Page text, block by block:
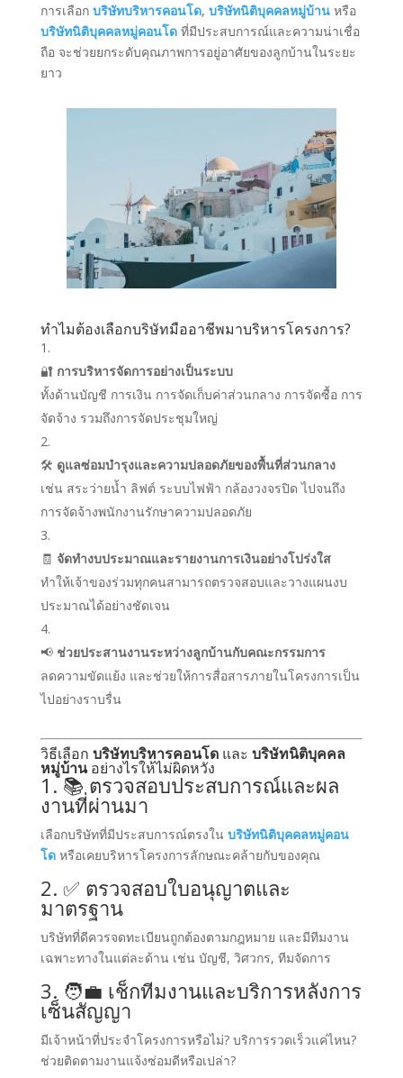
การเลือก บริษัทบริหารคอนโด, บริษัทนิติบุคคลหมู่บ้านหรือ
บริษัทนิติบุคคลหมู่คอนโดที่มีประสบการณ์และความน่าเชื่อ
ถือ จะช่วยยกระดับคุณภาพการอยู่อาศัยของลูกบ้านในระยะ
ยาว
ทำไมต้องเลือกบริษัทมืออาชีพมาบริหารโครงการ?
🔐 การบริหารจัดการอย่างเป็นระบบ
ทั้งด้านบัญชี การเงิน การจัดเก็บค่าส่วนกลาง การจัดซื้อ การ
จัดจ้าง รวมถึงการจัดประชุมใหญ่
🛠 ดูแลซ่อมบำรุงและความปลอดภัยของพื้นที่ส่วนกลาง
เช่น สระว่ายน้ำ ลิฟต์ ระบบไฟฟ้า กล้องวงจรปิด ไปจนถึง
การจัดจ้างพนักงานรักษาความปลอดภัย
🧾 จัดทำงบประมาณและรายงานการเงินอย่างโปร่งใส
ทำให้เจ้าของร่วมทุกคนสามารถตรวจสอบและวางแผนงบ
ประมาณได้อย่างชัดเจน
📢 ช่วยประสานงานระหว่างลูกบ้านกับคณะกรรมการ
ลดความขัดแย้ง และช่วยให้การสื่อสารภายในโครงการเป็น
ไปอย่างราบรื่น
วิธีเลือก บริษัทบริหารคอนโดและ บริษัทนิติบุคคล
หมู่บ้านอย่างไรให้ไม่ผิดหวัง
1. 📚 ตรวจสอบประสบการณ์และผล
งานที่ผ่านมา
เลือกบริษัทที่มีประสบการณ์ตรงใน บริษัทนิติบุคคลหมู่คอน
โดหรือเคยบริหารโครงการลักษณะคล้ายกับของคุณ
2. ✅ ตรวจสอบใบอนุญาตและ
มาตรฐาน
บริษัทที่ดีควรจดทะเบียนถูกต้องตามกฎหมาย และมีทีมงาน
เฉพาะทางในแต่ละด้าน เช่น บัญชี, วิศวกร, ทีมจัดการ
3. 🧑‍💼 เช็กทีมงานและบริการหลังการ
เซ็นสัญญา
มีเจ้าหน้าที่ประจำโครงการหรือไม่? บริการรวดเร็วแค่ไหน?
ช่วยติดตามงานแจ้งซ่อมดีหรือเปล่า?